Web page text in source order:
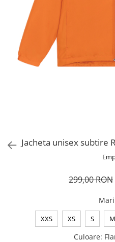
Jacheta unisex subtire
299,00 RON
XXS XS S M
Culoare: